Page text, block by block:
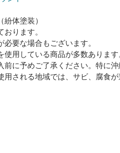
体塗装）
ります。
要な場合もございます。
用している商品が多数ありま
に予めご了承ください。特に
される地域では、サビ、腐食